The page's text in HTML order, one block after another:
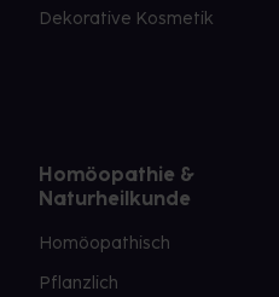
Dekorative Kosmetik
Homöopathie &
Naturheilkunde
Homöopathisch
Pflanzlich